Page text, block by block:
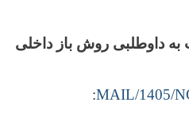
به داوطلبی روش باز داخلی
MAIL/1405/
: